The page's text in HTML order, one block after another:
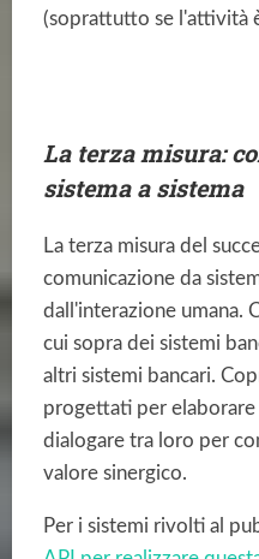
(soprattutto se l'attività
La terza misura:
sistema a sistema
La terza misura del
comunicazione da
dall'interazione umana.
cui sopra dei sistemi
altri sistemi bancari.
progettati per
dialogare tra loro per
valore sinergico.
Per i sistemi rivolti al